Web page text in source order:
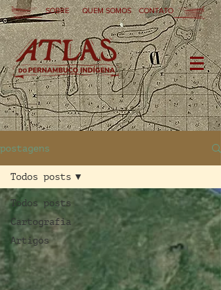
SOBRE QUEM SOMOS CONTATO
postagens
Todos posts
Cartografia
Artigos
Todos posts